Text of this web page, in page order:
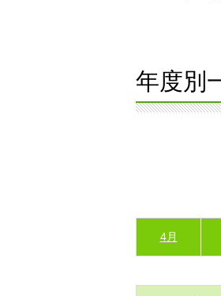
年度別
4月